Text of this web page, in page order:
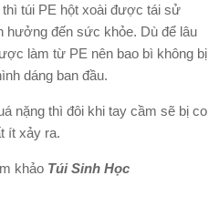
túi PE hột xoài được tái sử
hưởng đến sức khỏe. Dù để lâu
làm từ PE nên bao bì không bị
dáng ban đầu.
nặng thì đôi khi tay cầm sẽ bị co
ít xảy ra.
khảo Túi Sinh Học